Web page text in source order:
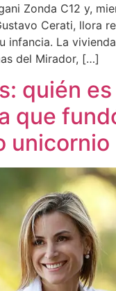
Zonda C12 y,
Cerati, llora
infancia. La
del Mirador, […]
quién
que
unicornio